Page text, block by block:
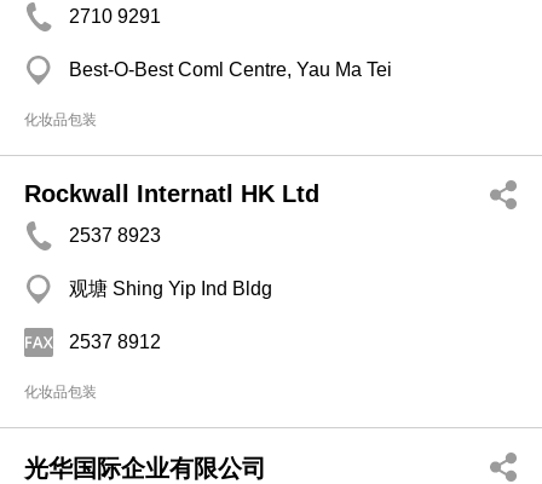
2710 9291
Best-O-Best Coml Centre, Yau Ma Tei
化妆品包装
Rockwall Internatl HK Ltd
2537 8923
观塘 Shing Yip Ind Bldg
2537 8912
化妆品包装
光华国际企业有限公司